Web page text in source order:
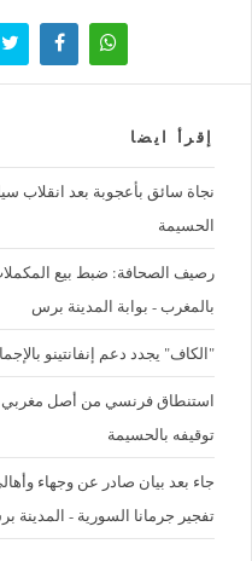
إقرأ ايضا
نجاة سائق بأعجوبة بعد انقلاب
الحسيمة
رصيف الصحافة: ضبط بيع
بالمغرب - بوابة المدينة برس
"الكاف" يجدد دعم إنفانتينو
استنطاق فرنسي من أصل مغربي
توقيفه بالحسيمة
جاء بعد بيان صادر عن وجهاء
تفجير جرمانا السورية - المدينة